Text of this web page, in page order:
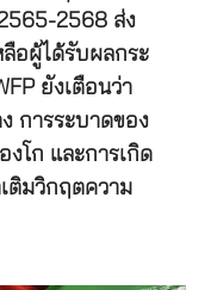
2568 ส่ง
ลือผู้ได้รับผลกระ
ยังเตือนว่า
การระบาดของ
งโก และการเกิด
ติมวิกฤตความ